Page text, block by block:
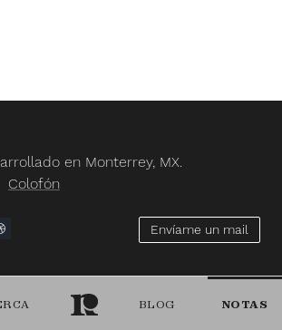
BLOG NOTAS
en Monterrey, MX.
Colofón
Envíame un mail